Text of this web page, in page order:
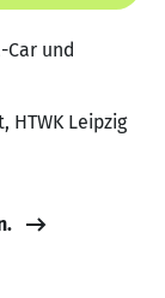
und
HTWK Leipzig